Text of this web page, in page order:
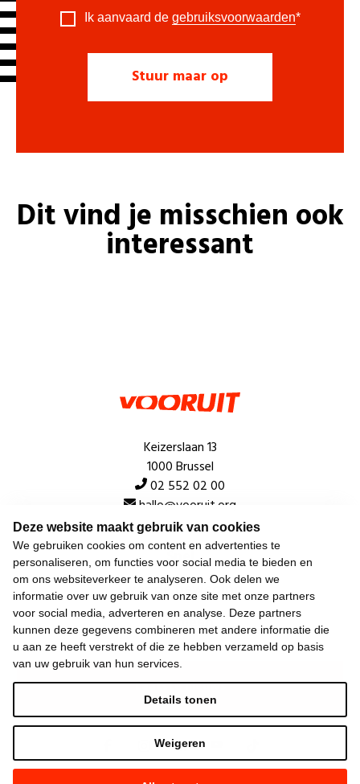
Deze website maakt gebruik van cookies
We gebruiken cookies om content en advertenties te
personaliseren, om functies voor social media te bieden en
om ons websiteverkeer te analyseren. Ook delen we
informatie over uw gebruik van onze site met onze partners
voor social media, adverteren en analyse. Deze partners
kunnen deze gegevens combineren met andere informatie die
u aan ze heeft verstrekt of die ze hebben verzameld op basis
van uw gebruik van hun services.
Weigeren
Details tonen
Ik aanvaard de gebruiksvoorwaarden*
Dit vind je misschien ook
interessant
Keizerslaan 13
1000 Brussel
02 552 02 00
hallo@vooruit.org
Snel
Over de beweging
Algemeen
Laatste nieuws